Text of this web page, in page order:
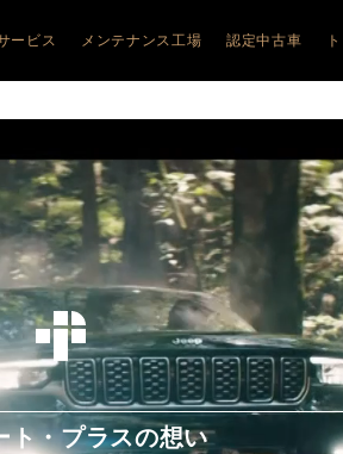
フィアット旭川
GIULIA
STELVIO
GIULIA
QUADRIFOGLIO
STELVIO
QUADRIFOGLIO
Doblo
500e
600e
ービス メンテナンス工場 認定中古車
ALFA
ABARTH
PEUGEOT
CITROËN
ト・プラスの想い